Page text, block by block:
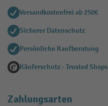
Versandkostenfrei ab 250€
Sicherer Datenschutz
Persönliche Kaufberatung
Käuferschutz - Trusted Shops
Zahlungsarten